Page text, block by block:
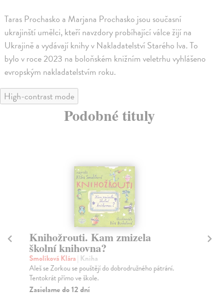
Taras Prochasko a Marjana Prochasko jsou současní
ukrajinští umělci, kteří navzdory probíhající válce žijí na
Ukrajině a vydávají knihy v Nakladatelství Starého lva. To
bylo v roce 2023 na boloňském knižním veletrhu vyhlášeno
evropským nakladatelstvím roku.
High-contrast mode
Podobné tituly
Knihožrouti. Kam zmizela
školní knihovna?
Smolíková Klára| Kniha
Aleš se Zorkou se pouštějí do dobrodružného pátrání.
Tentokrát přímo ve škole.
Zasielame do 12 dní